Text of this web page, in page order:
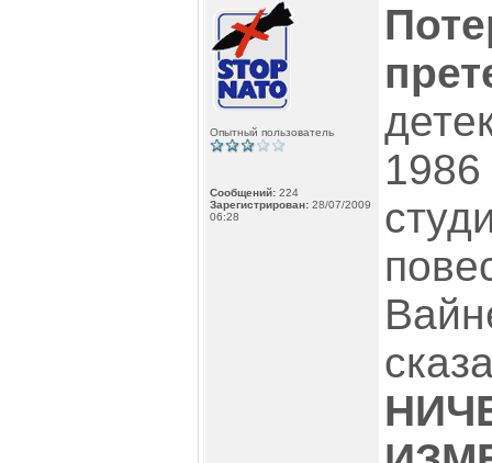
Опытный пользователь
Сообщений: 224
Зарегистрирован: 28/07/2009
06:28
1986